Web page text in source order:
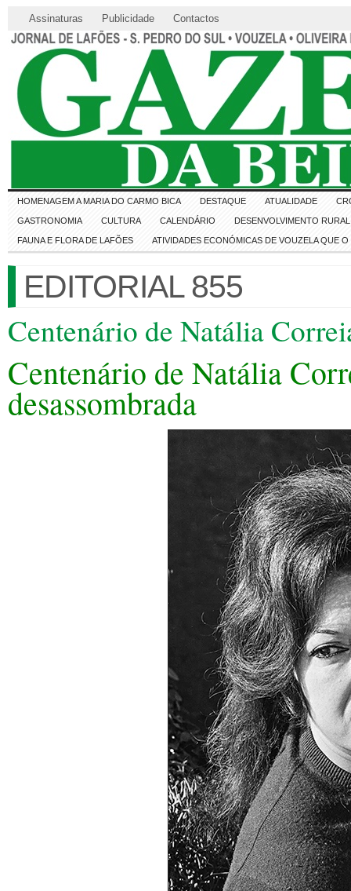
Assinaturas Publicidade Contactos
HOMENAGEM A MARIA DO CARMO BICA DESTAQUE ATUALIDADE
GASTRONOMIA CULTURA CALENDÁRIO DESENVOLVIMENTO RURAL
FAUNA E FLORA DE LAFÕES ATIVIDADES ECONÓMICAS DE VOUZELA QUE
EDITORIAL 855
Centenário de Natália
Centenário de Natália
desassombrada